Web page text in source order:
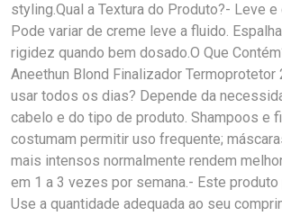
styling.Qual a Textura do Produto?- Leve
Pode variar de creme leve a fluido.
rigidez quando bem dosado.O Que
Aneethun Blond Finalizador Termoprotetor
usar todos os dias? Depende da
cabelo e do tipo de produto. Shampoos e
costumam permitir uso frequente;
mais intensos normalmente rendem
em 1 a 3 vezes por semana.- Este
Use a quantidade adequada ao seu